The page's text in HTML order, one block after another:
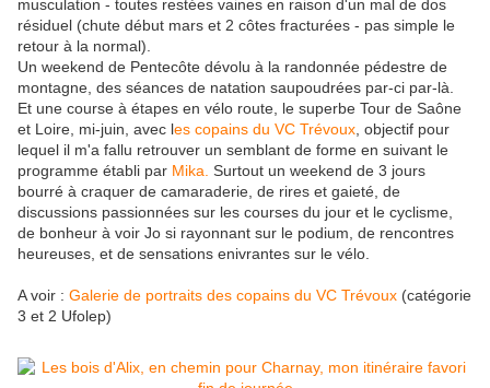
musculation - toutes restées vaines en raison d'un mal de dos
résiduel (chute début mars et 2 côtes fracturées - pas simple le
retour à la normal).
Un weekend de Pentecôte dévolu à la randonnée pédestre de
montagne, des séances de natation saupoudrées par-ci par-là.
Et une course à étapes en vélo route, le superbe Tour de Saône
et Loire, mi-juin, avec les copains du VC Trévoux , objectif pour
lequel il m'a fallu retrouver un semblant de forme en suivant le
programme établi par Mika. Surtout un weekend de 3 jours
bourré à craquer de camaraderie, de rires et gaieté, de
discussions passionnées sur les courses du jour et le cyclisme,
de bonheur à voir Jo si rayonnant sur le podium, de rencontres
heureuses, et de sensations enivrantes sur le vélo.
A voir : Galerie de portraits des copains du VC Trévoux (catégorie
3 et 2 Ufolep)